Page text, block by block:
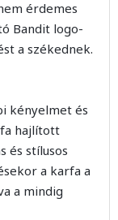
érdemes
Bandit logo-
a székednek.
kényelmet és
hajlított
és stílusos
a karfa a
a mindig